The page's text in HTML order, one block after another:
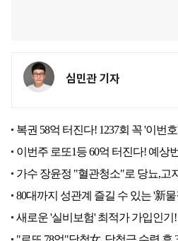
심민관 기자